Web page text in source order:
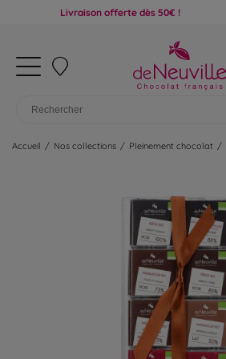
Livraison offerte dès 50€ !
Accueil / Nos collections / Pleinement chocolat /